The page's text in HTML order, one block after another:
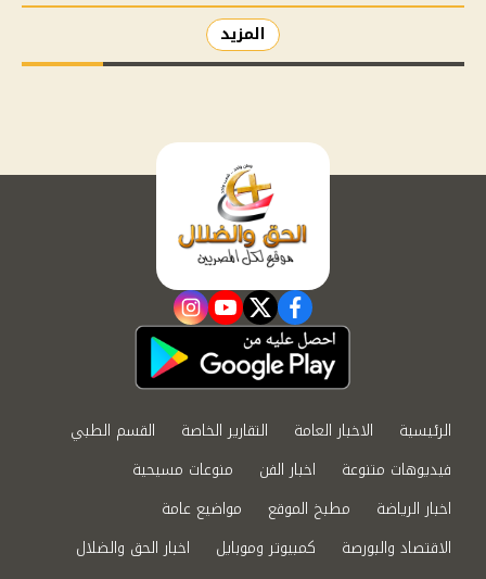
المزيد
facebook
twitter
youtube
instagram
الرئيسية الاخبار العامة التقارير الخاصة
القسم الطبي
فيديوهات متنوعة
اخبار الفن
منوعات مسيحية
اخبار الرياضة
مطبخ الموقع
مواضيع عامة
الاقتصاد والبورصة
كمبيوتر وموبايل
اخبار الحق والضلال